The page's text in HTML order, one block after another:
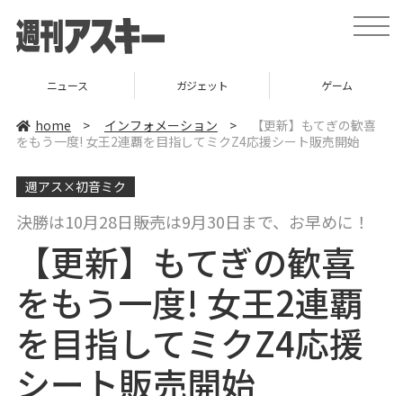
t
o
a
v
ニュース ガジェット ゲーム
home > インフォメーション >
【更新】もてぎの歓喜
をもう一度! 女王2連覇を目指してミクZ4応援シート販売開始
週アス×初音ミク
決勝は10月28日――販売は9月30日まで、お早めに！
【更新】もてぎの歓喜
をもう一度! 女王2連覇
を目指してミクZ4応援
シート販売開始